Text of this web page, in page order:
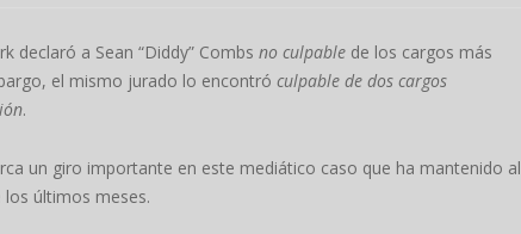
declaró a Sean “Diddy” Combs no culpable de los cargos más
el mismo jurado lo encontró culpable de dos cargos
.
un giro importante en este mediático caso que ha mantenido al
últimos meses.